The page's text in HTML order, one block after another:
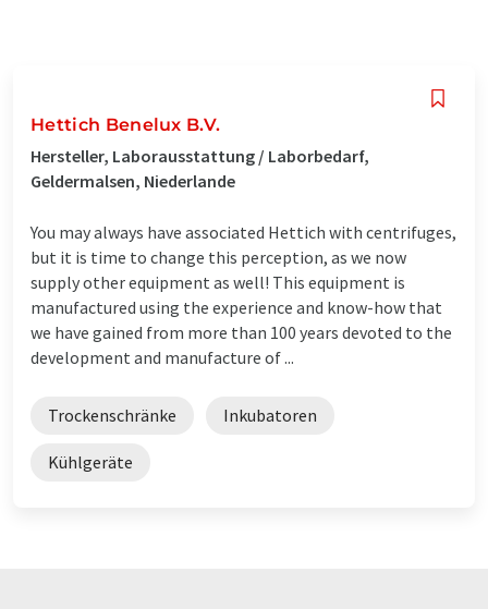
Hettich Benelux B.V.
Hersteller, Laborausstattung / Laborbedarf,
Geldermalsen, Niederlande
You may always have associated Hettich with centrifuges,
but it is time to change this perception, as we now
supply other equipment as well! This equipment is
manufactured using the experience and know-how that
we have gained from more than 100 years devoted to the
development and manufacture of ...
Trockenschränke Inkubatoren
Kühlgeräte